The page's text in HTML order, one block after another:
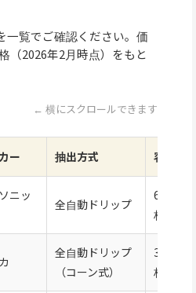
一覧でご確認ください。価
（2026年2月時点）をもと
← 横にスクロールできます
ー 抽出方式 容量
ニッ
全自動ドリップ
670ml
杯）
全自動ドリップ
（コーン式）
360ml
杯）